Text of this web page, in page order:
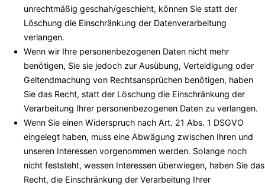
unrechtmäßig geschah/geschieht, können Sie statt der
Löschung die Einschränkung der Datenverarbeitung
verlangen.
Wenn wir Ihre personenbezogenen Daten nicht mehr
benötigen, Sie sie jedoch zur Ausübung, Verteidigung oder
Geltendmachung von Rechtsansprüchen benötigen, haben
Sie das Recht, statt der Löschung die Einschränkung der
Verarbeitung Ihrer personenbezogenen Daten zu verlangen.
Wenn Sie einen Widerspruch nach Art. 21 Abs. 1 DSGVO
eingelegt haben, muss eine Abwägung zwischen Ihren und
unseren Interessen vorgenommen werden. Solange noch
nicht feststeht, wessen Interessen überwiegen, haben Sie das
Recht, die Einschränkung der Verarbeitung Ihrer